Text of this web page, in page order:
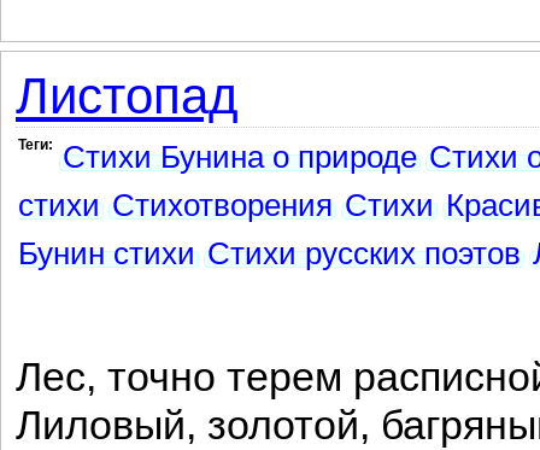
Листопад
Теги: Стихи Бунина о природе Стихи
стихи Стихотворения Стихи
Бунин стихи Стихи русских поэтов
Лес, точно терем
Лиловый, золотой,